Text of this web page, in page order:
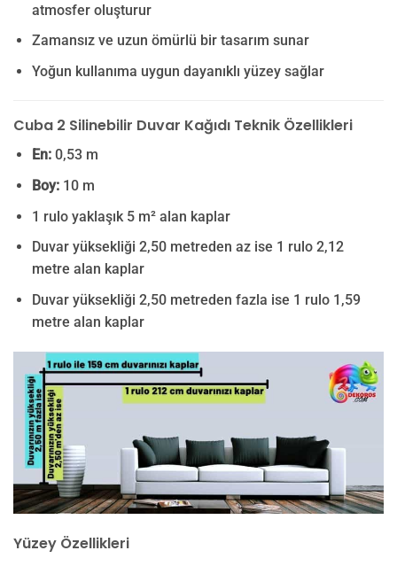
atmosfer oluşturur
Zamansız ve uzun ömürlü bir tasarım sunar
Yoğun kullanıma uygun dayanıklı yüzey sağlar
Cuba 2 Silinebilir Duvar Kağıdı Teknik Özellikleri
En:0,53 m
Boy:10 m
1 rulo yaklaşık 5 m² alan kaplar
Duvar yüksekliği 2,50 metreden az ise 1 rulo 2,12
metre alan kaplar
Duvar yüksekliği 2,50 metreden fazla ise 1 rulo 1,59
metre alan kaplar
Yüzey Özellikleri